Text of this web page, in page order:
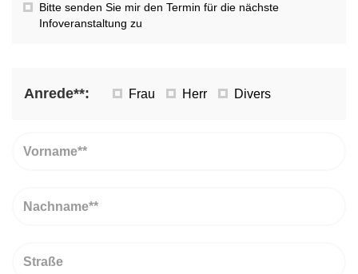
Bitte senden Sie mir den Termin für die nächste
Infoveranstaltung zu
Anrede**: Frau Herr Divers